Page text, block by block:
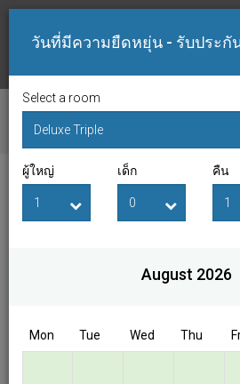
ตรวจสอบห้องว่าง
วันที่เช็คอิน วันที่
Access/Discount Code
วันที่มีความยืดหยุ่น - รับประกั
Select a room
ผู้ใหญ่ เด็ก คืน
August 2026
Mon Tue Wed Thu